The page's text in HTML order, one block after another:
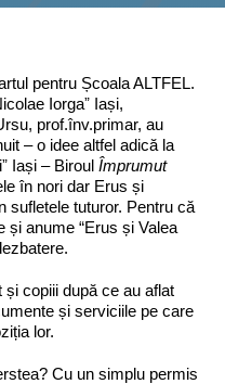
pentru Școala ALTFEL.
Iorgaˮ Iași,
prof.înv.primar, au
– o idee altfel adică la
Iași – Biroul Împrumut
în nori dar Erus și
sufletele tuturor. Pentru că
și anume “Erus și Valea
copiii după ce au aflat
și serviciile pe care
lor.
Cu un simplu permis